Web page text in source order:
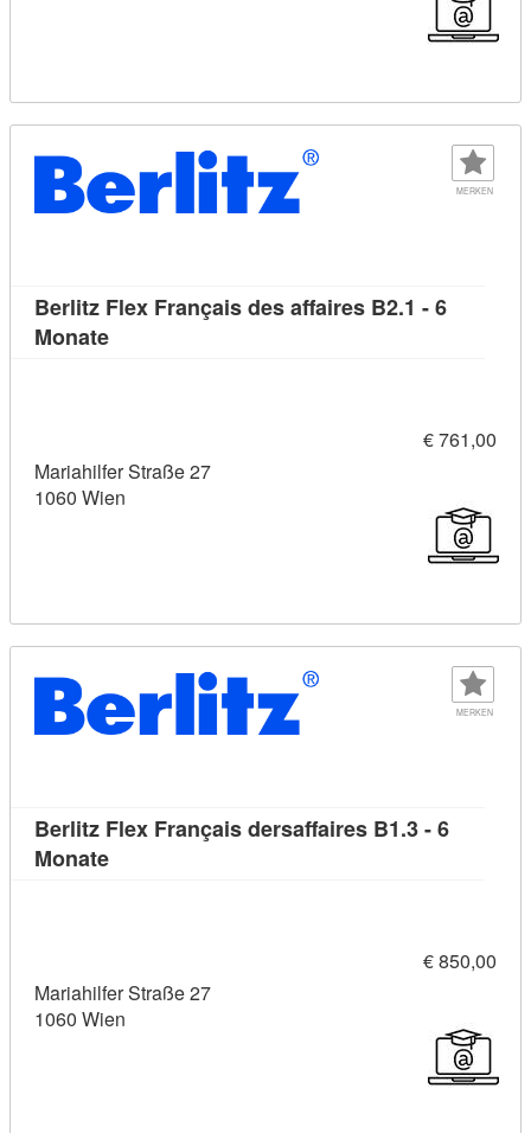
MERKEN
Berlitz Flex Français des affaires B2.1 - 6
MonateKursdetail: Berlitz Flex Français des affaires
€ 761,00
Mariahilfer Straße 27
1060 Wien
MERKEN
Berlitz Flex Français dersaffaires B1.3 - 6
MonateKursdetail: Berlitz Flex Français dersaffaires
€ 850,00
Mariahilfer Straße 27
1060 Wien